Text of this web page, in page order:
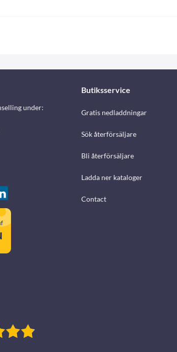
under:
Butiksservice
Gratis nedladdningar
Sök återförsäljare
Bli återförsäljare
Ladda ner kataloger
Contact